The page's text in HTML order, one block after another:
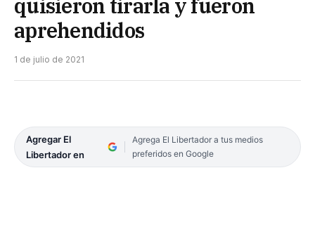
quisieron tirarla y fueron
aprehendidos
1 de julio de 2021
Agregar El
Libertador en
Agrega El Libertador a tus medios
preferidos en Google